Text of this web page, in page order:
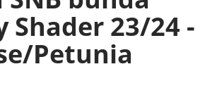
Shader 23/24 -
Petunia